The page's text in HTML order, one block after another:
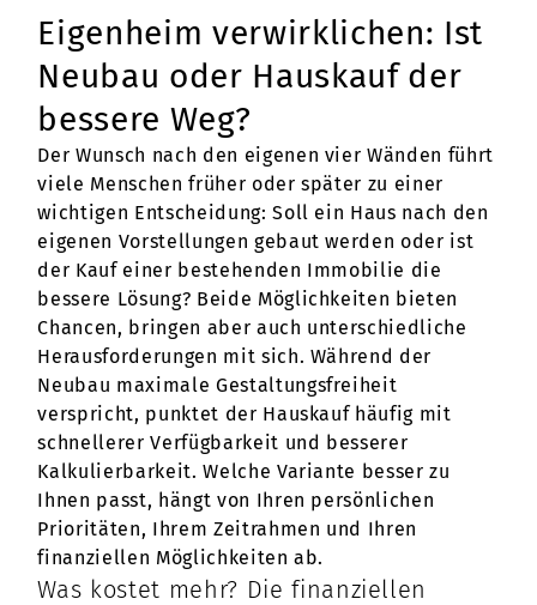
Eigenheim verwirklichen: Ist
Neubau oder Hauskauf der
bessere Weg?
Der Wunsch nach den eigenen vier Wänden führt
viele Menschen früher oder später zu einer
wichtigen Entscheidung: Soll ein Haus nach den
eigenen Vorstellungen gebaut werden oder ist
der Kauf einer bestehenden Immobilie die
bessere Lösung? Beide Möglichkeiten bieten
Chancen, bringen aber auch unterschiedliche
Herausforderungen mit sich. Während der
Neubau maximale Gestaltungsfreiheit
verspricht, punktet der Hauskauf häufig mit
schnellerer Verfügbarkeit und besserer
Kalkulierbarkeit. Welche Variante besser zu
Ihnen passt, hängt von Ihren persönlichen
Prioritäten, Ihrem Zeitrahmen und Ihren
finanziellen Möglichkeiten ab.
Was kostet mehr? Die finanziellen